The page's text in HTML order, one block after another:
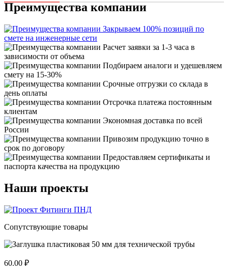
Преимущества компании
Закрываем 100% позиций по
смете на инженерные сети
Расчет заявки за 1-3 часа в
зависимости от объема
Подбираем аналоги и удешевляем
смету на 15-30%
Срочные отгрузки со склада в
день оплаты
Отсрочка платежа постоянным
клиентам
Экономная доставка по всей
России
Привозим продукцию точно в
срок по договору
Предоставляем сертификаты и
паспорта качества на продукцию
Наши проекты
Сопутствующие товары
60.00 ₽